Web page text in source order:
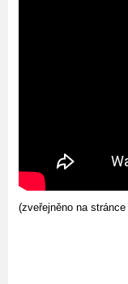
(zveřejněno na stránce